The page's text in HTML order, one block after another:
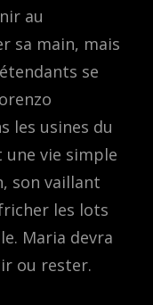
au
sa main, mais
se
les usines du
vie simple
son vaillant
les lots
Maria devra
ou rester.